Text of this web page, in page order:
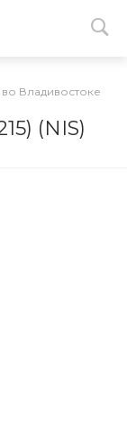
Владивостоке
(NIS)